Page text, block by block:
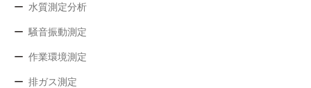
水質測定分析
騒音振動測定
作業環境測定
排ガス測定